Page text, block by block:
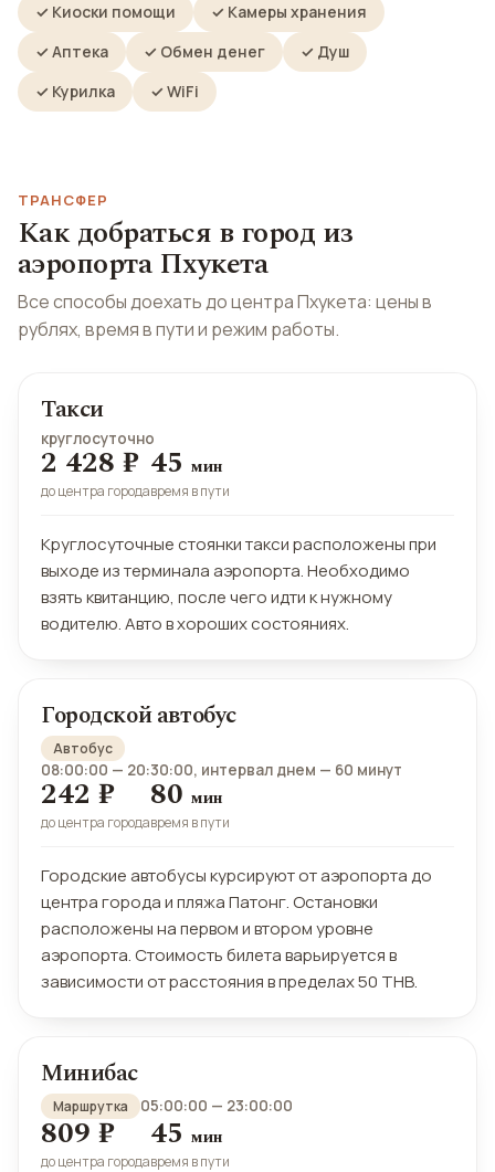
✓ Киоски помощи
✓ Камеры хранения
✓ Аптека
✓ Обмен денег
✓ Душ
✓ Курилка
✓ WiFi
ТРАНСФЕР
Как добраться в город из
аэропорта Пхукета
Все способы доехать до центра Пхукета: цены в
рублях, время в пути и режим работы.
Такси
круглосуточно
2 428 ₽
до центра города
45 мин
время в пути
Круглосуточные стоянки такси расположены при
выходе из терминала аэропорта. Необходимо
взять квитанцию, после чего идти к нужному
водителю. Авто в хороших состояниях.
Городской автобус
Автобус
08:00:00 — 20:30:00, интервал днем — 60 минут
242 ₽
до центра города
80 мин
время в пути
Городские автобусы курсируют от аэропорта до
центра города и пляжа Патонг. Остановки
расположены на первом и втором уровне
аэропорта. Стоимость билета варьируется в
зависимости от расстояния в пределах 50 THB.
Минибас
Маршрутка 05:00:00 — 23:00:00
809 ₽
до центра города
45 мин
время в пути